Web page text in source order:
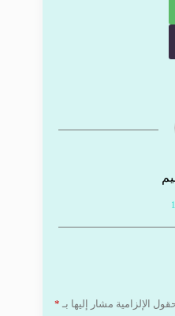
الإلزامية مشار إليها بـ *